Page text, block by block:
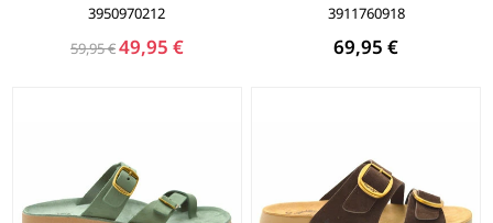
3950970212
59,95 €49,95 €
3911760918
69,95 €